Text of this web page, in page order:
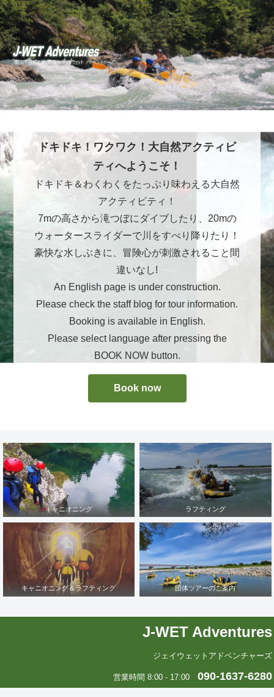
ドキドキ！ワクワク！大自然アクティビ
ティへようこそ！
ドキドキ＆わくわくをたっぷり味わえる大自然
アクティビティ！
7mの高さから滝つぼにダイブしたり、20mの
ウォータースライダーで川をすべり降りたり！
豪快な水しぶきに、冒険心が刺激されること間
違いなし!
An English page is under construction.
Please check the staff blog for tour information.
Booking is available in English.
Please select language after pressing the
BOOK NOW button.
Book now
キャニオニング ラフティング
キャニオニング＆ラフティング 団体ツアーのご案内
J-WET Adventures
ジェイウェットアドベンチャーズ
営業時間 8:00 - 17:00 090-1637-6280